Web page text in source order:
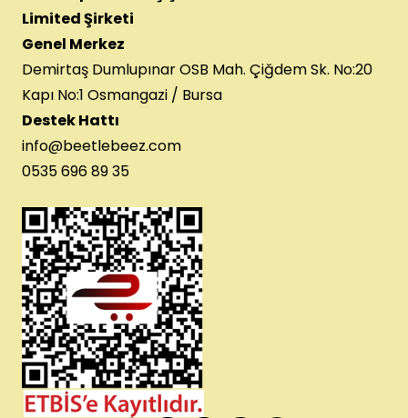
Limited Şirketi
Genel Merkez
Demirtaş Dumlupınar OSB Mah. Çiğdem Sk. No:20
Kapı No:1 Osmangazi / Bursa
Destek Hattı
info@beetlebeez.com
0535 696 89 35